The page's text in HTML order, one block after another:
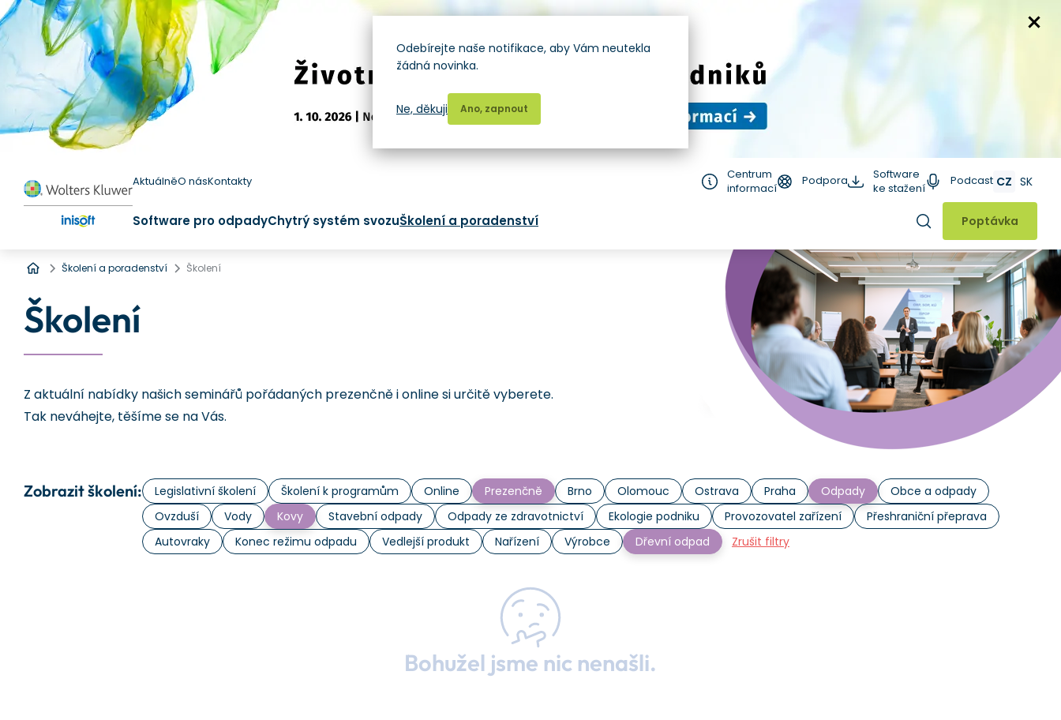
AktuálněO násKontakty
Centrum
informací
Podpora
Software
ke stažení
Podcast CZ SK
Software pro odpadyChytrý systém svozuŠkolení a poradenství Hledat
Poptávka
Úvod
Školení a poradenství Školení
Školení
Z aktuální nabídky našich seminářů pořádaných prezenčně i online si určitě vyberete.
Tak neváhejte, těšíme se na Vás.
Zobrazit školení: Legislativní školení Školení k programům Online Prezenčně Brno Olomouc Ostrava Praha Odpady
Obce a odpady
Ovzduší
Vody Kovy Stavební odpady Odpady ze zdravotnictví Ekologie podniku Provozovatel zařízení
Přeshraniční přeprava
Autovraky
Konec režimu odpadu Vedlejší produkt Nařízení Výrobce Dřevní odpad Zrušit filtry
Bohužel jsme nic nenašli.
Odebírejte naše notifikace, aby Vám neutekla
žádná novinka.
Ano, zapnout
Ne, děkuji